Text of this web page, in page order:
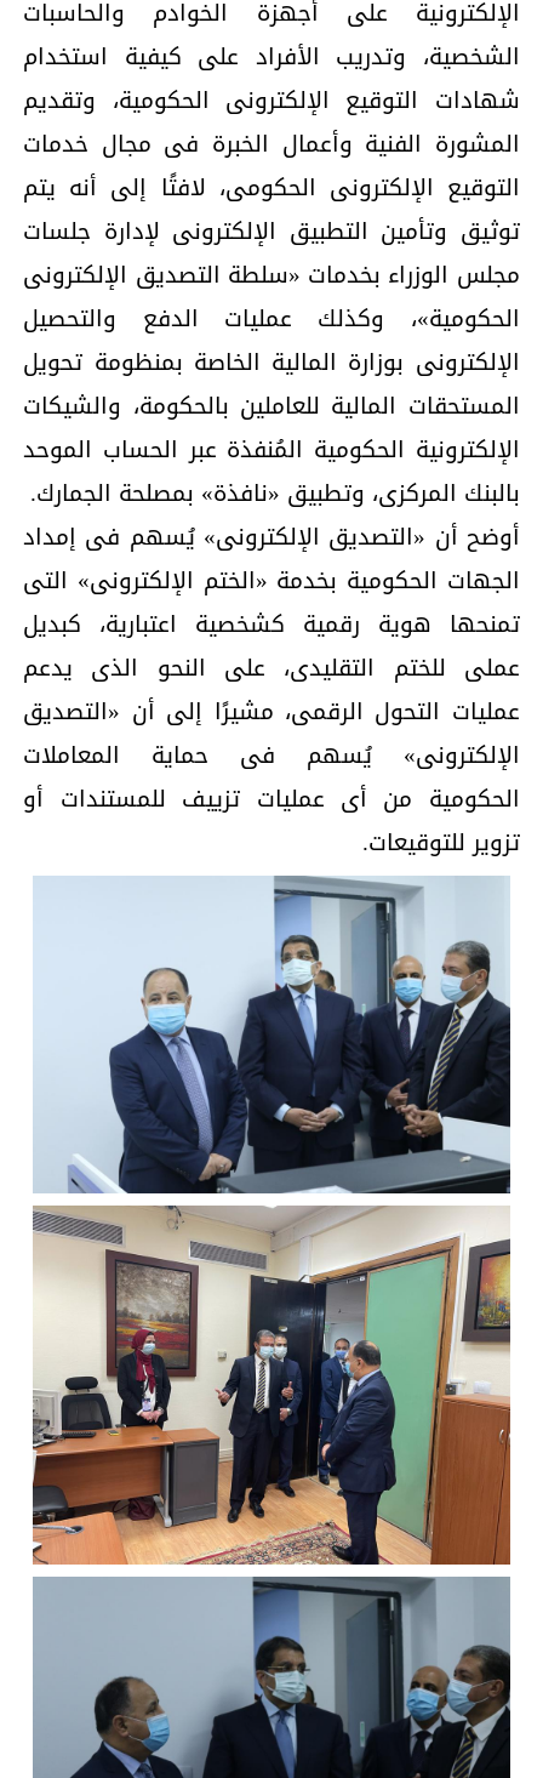
الإلكترونية على أجهزة الخوادم والحاسبات
الشخصية، وتدريب الأفراد على كيفية استخدام
شهادات التوقيع الإلكترونى الحكومية، وتقديم
المشورة الفنية وأعمال الخبرة فى مجال خدمات
التوقيع الإلكترونى الحكومى، لافتًا إلى أنه يتم
توثيق وتأمين التطبيق الإلكترونى لإدارة جلسات
مجلس الوزراء بخدمات «سلطة التصديق الإلكترونى
الحكومية»، وكذلك عمليات الدفع والتحصيل
الإلكترونى بوزارة المالية الخاصة بمنظومة تحويل
المستحقات المالية للعاملين بالحكومة، والشيكات
الإلكترونية الحكومية المُنفذة عبر الحساب الموحد
بالبنك المركزى، وتطبيق «نافذة» بمصلحة الجمارك.
أوضح أن «التصديق الإلكترونى» يُسهم فى إمداد
الجهات الحكومية بخدمة «الختم الإلكترونى» التى
تمنحها هوية رقمية كشخصية اعتبارية، كبديل
عملى للختم التقليدى، على النحو الذى يدعم
عمليات التحول الرقمى، مشيرًا إلى أن «التصديق
الإلكترونى» يُسهم فى حماية المعاملات
الحكومية من أى عمليات تزييف للمستندات أو
تزوير للتوقيعات.